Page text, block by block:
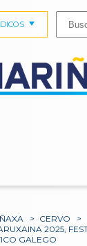
> CERVO >
2025,
GALEGO